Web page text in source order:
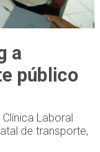
a
público
Laboral
de transporte,